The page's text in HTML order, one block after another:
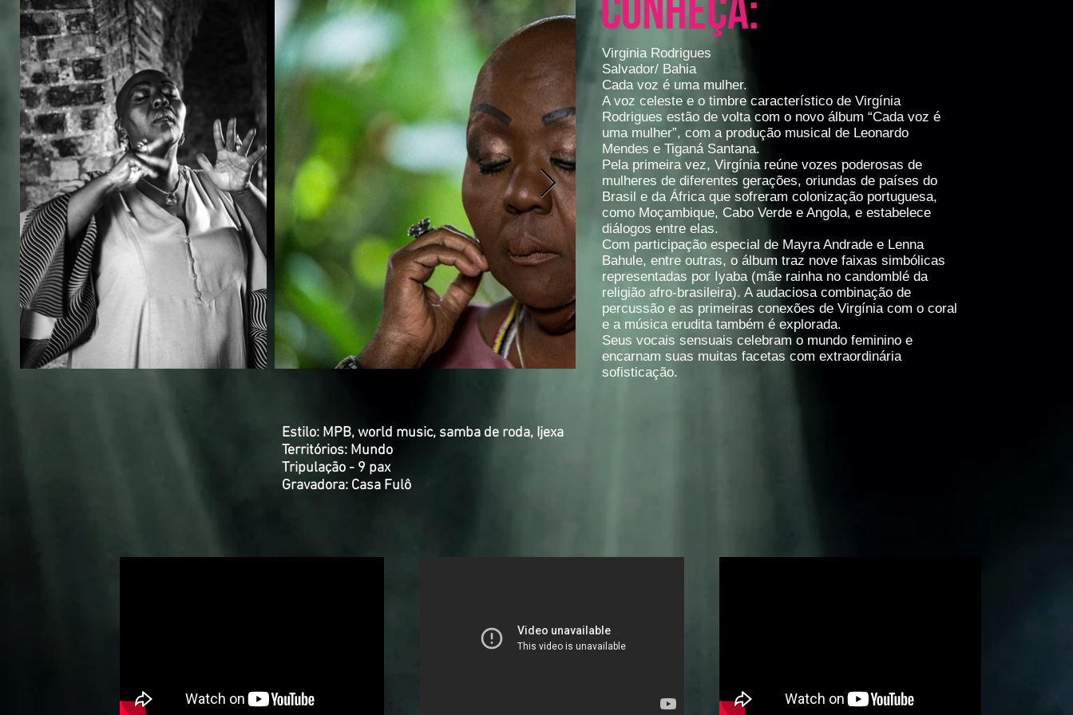
Virginia Rodrigues
Salvador/ Bahia
Cada voz é uma mulher.
A voz celeste e o timbre característico de Virgínia
Rodrigues estão de volta com o novo álbum “Cada voz é
uma mulher”, com a produção musical de Leonardo
Mendes e Tiganá Santana.
Pela primeira vez, Virgínia reúne vozes poderosas de
mulheres de diferentes gerações, oriundas de países do
Brasil e da África que sofreram colonização portuguesa,
como Moçambique, Cabo Verde e Angola, e estabelece
diálogos entre elas.
Com participação especial de Mayra Andrade e Lenna
Bahule, entre outras, o álbum traz nove faixas simbólicas
representadas por Iyaba (mãe rainha no candomblé da
religião afro-brasileira). A audaciosa combinação de
percussão e as primeiras conexões de Virgínia com o coral
e a música erudita também é explorada.
Seus vocais sensuais celebram o mundo feminino e
encarnam suas muitas facetas com extraordinária
sofisticação.
Estilo: MPB, world music, samba de roda, Ijexa
Territórios: Mundo
Tripulação - 9 pax
Gravadora: Casa Fulô